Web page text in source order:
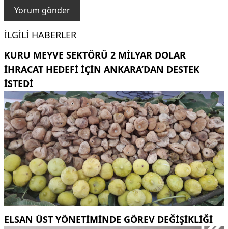
İLGILI HABERLER
KURU MEYVE SEKTÖRÜ 2 MILYAR DOLAR
IHRACAT HEDEFI IÇIN ANKARA’DAN DESTEK
ISTEDI
ELSAN ÜST YÖNETIMINDE GÖREV DEĞIŞIKLIĞI